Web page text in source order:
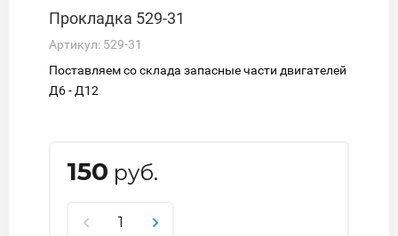
Прокладка 529-31
Артикул: 529-31
Поставляем со склада запасные части двигателей
Д6 - Д12
150 руб.